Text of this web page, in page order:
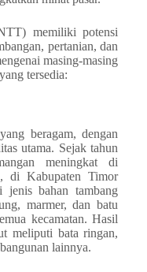
memiliki potensi
pertanian, dan
masing-masing
tersedia:
beragam, dengan
utama. Sejak tahun
meningkat di
di Kabupaten Timor
jenis bahan tambang
marmer, dan batu
kecamatan. Hasil
meliputi bata ringan,
lainnya.